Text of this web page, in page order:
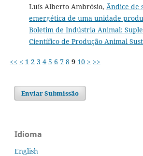
Luís Alberto Ambrósio, Ãndice de
emergética de uma unidade
Boletim de Indústria Animal:
Científico de Produção Animal
<< < 1 2 3 4 5 6 7 8 9 10 > >>
Enviar Submissão
Idioma
English